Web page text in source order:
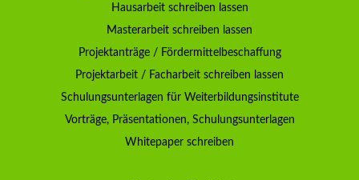
Hausarbeit schreiben lassen
Masterarbeit schreiben lassen
Projektanträge / Fördermittelbeschaffung
Projektarbeit / Facharbeit schreiben lassen
Schulungsunterlagen für Weiterbildungsinstitute
Vorträge, Präsentationen, Schulungsunterlagen
Whitepaper schreiben